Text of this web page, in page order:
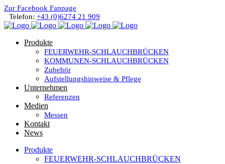
Zur Facebook Fanpage
Telefon: +43 (0)6274 21 909
Produkte
FEUERWEHR-SCHLAUCHBRÜCKEN
KOMMUNEN-SCHLAUCHBRÜCKEN
Zubehör
Aufstellungshinweise & Pflege
Unternehmen
Referenzen
Medien
Messen
Kontakt
News
Produkte
FEUERWEHR-SCHLAUCHBRÜCKEN